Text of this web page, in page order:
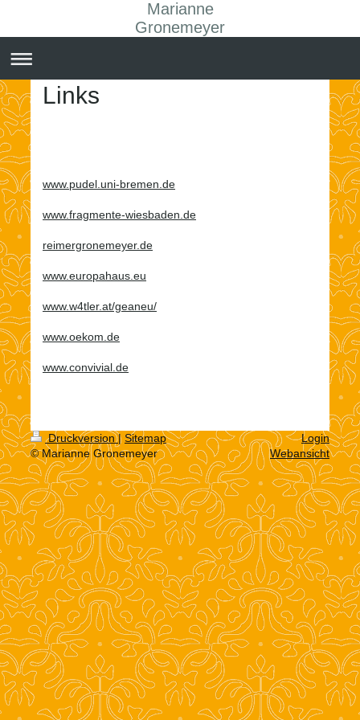
Marianne
Gronemeyer
Links
www.pudel.uni-bremen.de
www.fragmente-wiesbaden.de
reimergronemeyer.de
www.europahaus.eu
www.w4tler.at/geaneu/
www.oekom.de
www.convivial.de
Druckversion| Sitemap
© Marianne Gronemeyer
Login
Webansicht